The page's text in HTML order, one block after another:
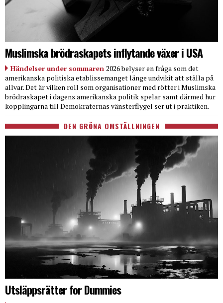
Muslimska brödraskapets inflytande växer i USA
Händelser under sommaren 2026 belyser en fråga som det
amerikanska politiska etablissemanget länge undvikit att ställa på
allvar. Det är vilken roll som organisationer med rötter i Muslimska
brödraskapet i dagens amerikanska politik spelar samt därmed hur
kopplingarna till Demokraternas vänsterflygel ser ut i praktiken.
DEN GRÖNA OMSTÄLLNINGEN
Utsläppsrätter for Dummies